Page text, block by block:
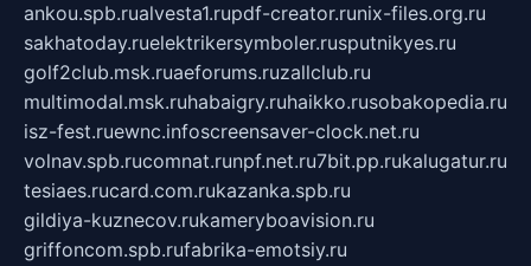
ankou.spb.rualvesta1.rupdf-creator.runix-files.org.ru
sakhatoday.ruelektrikersymboler.rusputnikyes.ru
golf2club.msk.ruaeforums.ruzallclub.ru
multimodal.msk.ruhabaigry.ruhaikko.rusobakopedia.ru
isz-fest.ruewnc.infoscreensaver-clock.net.ru
volnav.spb.rucomnat.runpf.net.ru7bit.pp.rukalugatur.ru
tesiaes.rucard.com.rukazanka.spb.ru
gildiya-kuznecov.rukameryboavision.ru
griffoncom.spb.rufabrika-emotsiy.ru